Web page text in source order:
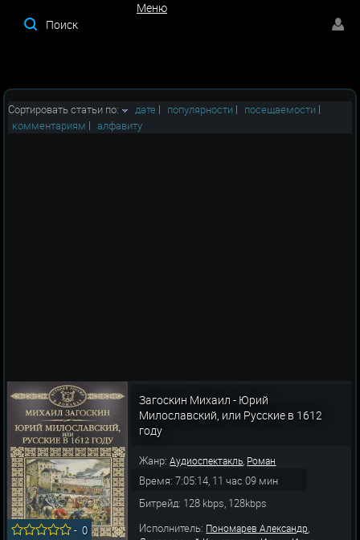
Меню
Сортировать статьи по: дате | популярности | посещаемости |
комментариям | алфавиту
-0
Загоскин Михаил - Юрий
Милославский, или Русские в 1612
году
Жанр:Аудиоспектакль, Роман
Время: 7:05:14, 11 час 09 мин
Битрейд: 128 kbps, 128kbps
Исполнитель: Пономарев Александр,